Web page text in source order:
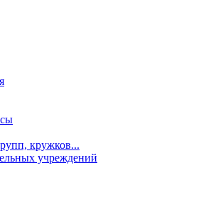
кружков...
учреждений